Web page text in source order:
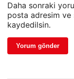
Daha sonraki
posta adresim ve
kaydedilsin.